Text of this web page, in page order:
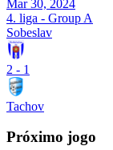
Mar 30, 2024
4. liga - Group A
Sobeslav
2 - 1
Tachov
Próximo jogo